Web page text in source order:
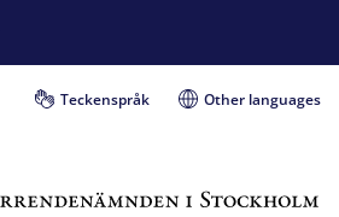
Teckenspråk Other languages